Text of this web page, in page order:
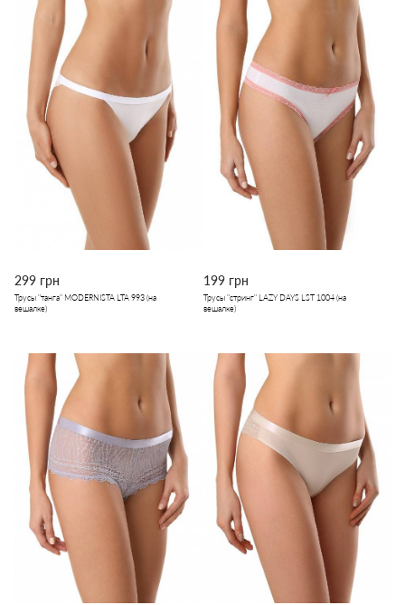
299 грн
Трусы "танга" MODERNISTA LTA 993 (на
вешалке)
199 грн
Трусы "стринг" LAZY DAYS LST 1004 (на
вешалке)